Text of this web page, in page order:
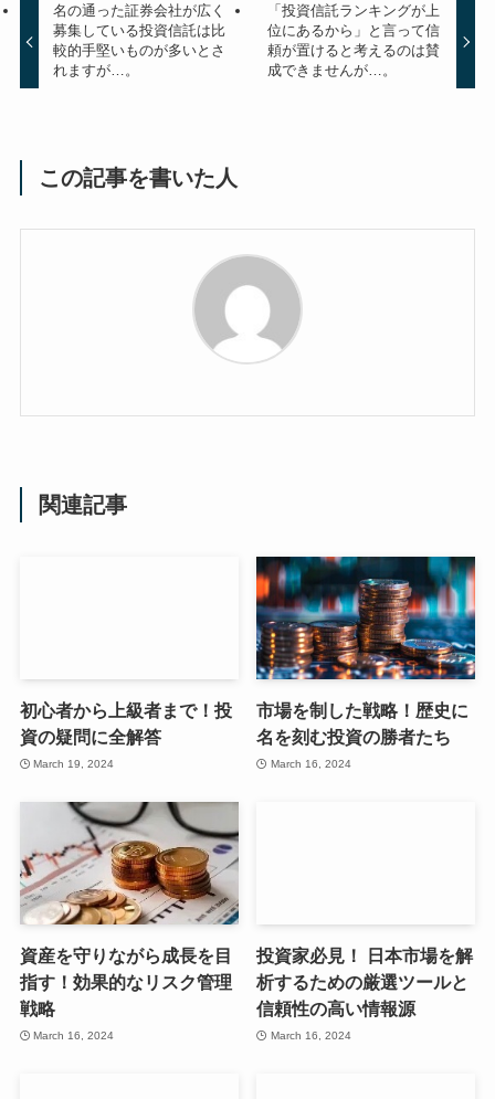
名の通った証券会社が広く
募集している投資信託は比
較的手堅いものが多いとさ
れますが…。
「投資信託ランキングが上
位にあるから」と言って信
頼が置けると考えるのは賛
成できませんが…。
この記事を書いた人
関連記事
初心者から上級者まで！投
資の疑問に全解答
March 19, 2024
市場を制した戦略！歴史に
名を刻む投資の勝者たち
March 16, 2024
資産を守りながら成長を目
指す！効果的なリスク管理
戦略
March 16, 2024
投資家必見！ 日本市場を解
析するための厳選ツールと
信頼性の高い情報源
March 16, 2024